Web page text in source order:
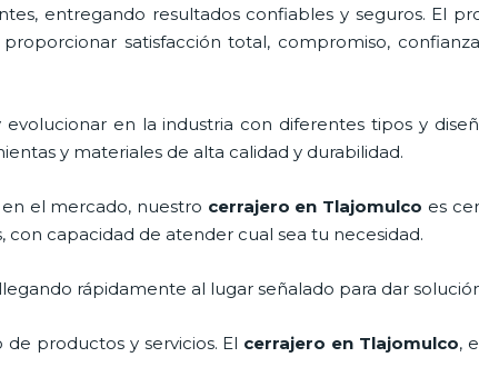
entregando resultados confiables y seguros. El
proporcionar satisfacción total, compromiso,
en la industria con diferentes tipos y
y materiales de alta calidad y durabilidad.
el mercado, nuestro cerrajero en Tlajomulco es
capacidad de atender cual sea tu necesidad.
rápidamente al lugar señalado para dar
productos y servicios. El cerrajero en Tlajomulco,